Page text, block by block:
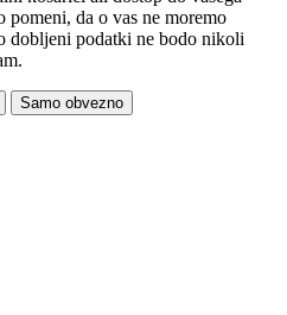
pomeni, da o vas ne moremo
dobljeni podatki ne bodo nikoli
Samo obvezno